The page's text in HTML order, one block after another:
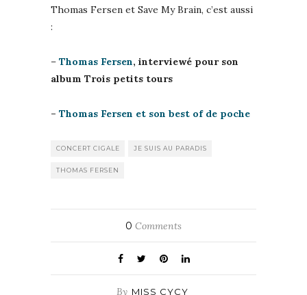
Thomas Fersen et Save My Brain, c’est aussi
:
– Thomas Fersen, interviewé pour son
album Trois petits tours
– Thomas Fersen et son best of de poche
CONCERT CIGALE JE SUIS AU PARADIS
THOMAS FERSEN
0 Comments
By MISS CYCY